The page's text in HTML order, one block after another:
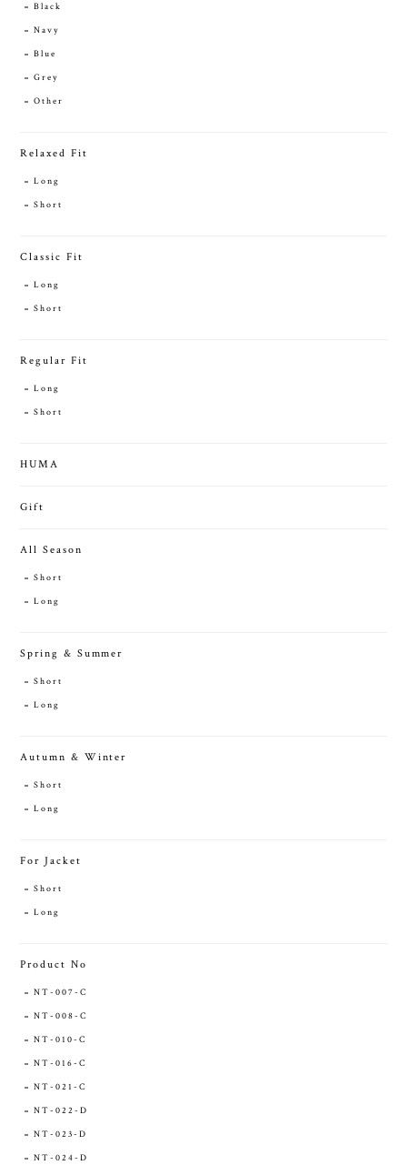
Black
Navy
Blue
Grey
Other
Relaxed Fit
Long
Short
Classic Fit
Long
Short
Regular Fit
Long
Short
HUMA
Gift
All Season
Short
Long
Spring & Summer
Short
Long
Autumn & Winter
Short
Long
For Jacket
Short
Long
Product No
NT-007-C
NT-008-C
NT-010-C
NT-016-C
NT-021-C
NT-022-D
NT-023-D
NT-024-D